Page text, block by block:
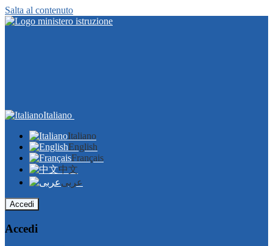
Salta al contenuto
Italiano
Italiano
English
Français
中文
عربى
Accedi
Accedi